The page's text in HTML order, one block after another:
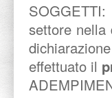
SOGGETTI:
settore
effettuato il